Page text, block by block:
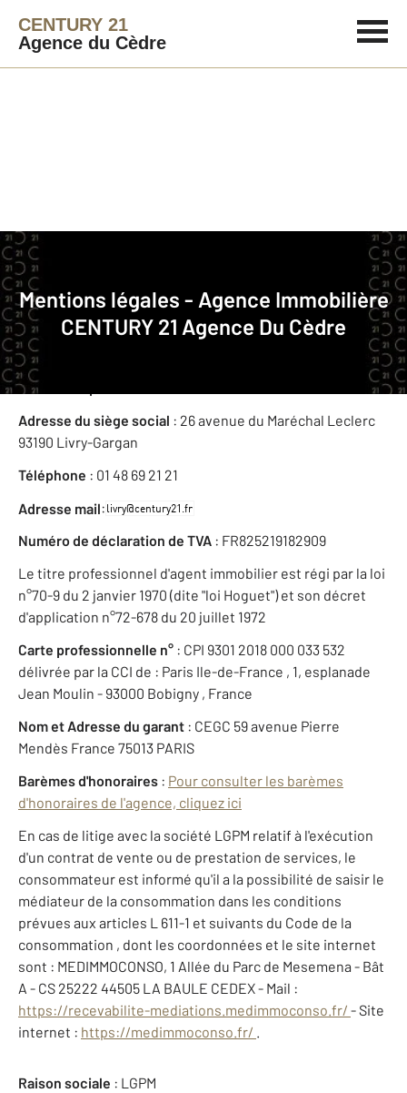
CENTURY 21
Agence du Cèdre
Mentions légales - Agence Immobilière
CENTURY 21 Agence Du Cèdre
La société
Nom commercial
: CENTURY 21 Agence du Cèdre
Raison sociale: LGPM
RCS
SARL au capital de
Adresse du siège social : 26 avenue du Maréchal Leclerc
93190 Livry-Gargan
Téléphone : 01 48 69 21 21
Adresse mail:
Numéro de déclaration de TVA : FR825219182909
Le titre professionnel d'agent immobilier est régi par la loi
n°70-9 du 2 janvier 1970 (dite "loi Hoguet") et son décret
d'application n°72-678 du 20 juillet 1972
Carte professionnelle n° : CPI 9301 2018 000 033 532
délivrée par la CCI de : Paris Ile-de-France , 1, esplanade
Jean Moulin - 93000 Bobigny , France
Nom et Adresse du garant : CEGC 59 avenue Pierre
Mendès France 75013 PARIS
Barèmes d'honoraires : Pour consulter les barèmes
d'honoraires de l'agence, cliquez ici
En cas de litige avec la société LGPM relatif à l'exécution
d'un contrat de vente ou de prestation de services, le
consommateur est informé qu'il a la possibilité de saisir le
médiateur de la consommation dans les conditions
prévues aux articles L 611-1 et suivants du Code de la
consommation , dont les coordonnées et le site internet
sont : MEDIMMOCONSO, 1 Allée du Parc de Mesemena - Bât
A - CS 25222 44505 LA BAULE CEDEX - Mail :
https://recevabilite-mediations.medimmoconso.fr/ - Site
internet : https://medimmoconso.fr/ .
Raison sociale : LGPM